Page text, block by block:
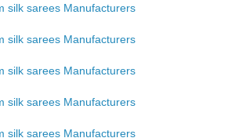
silk sarees Manufacturers
silk sarees Manufacturers
silk sarees Manufacturers
silk sarees Manufacturers
silk sarees Manufacturers